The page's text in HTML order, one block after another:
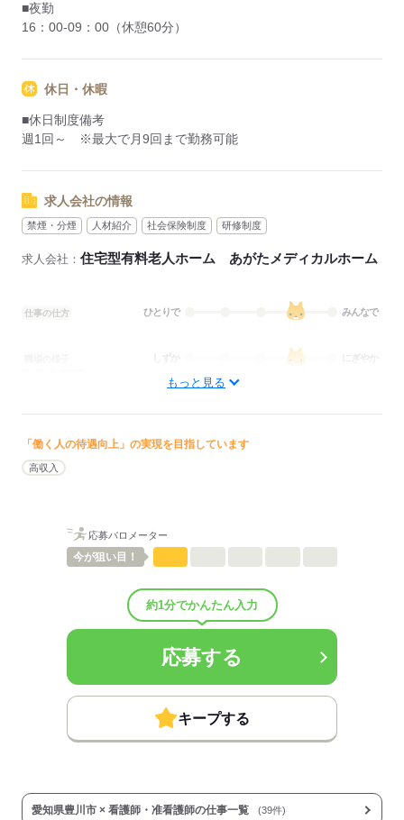
■夜勤
16：00-09：00（休憩60分）
休日・休暇
■休日制度備考
週1回～ ※最大で月9回まで勤務可能
求人会社の情報
禁煙・分煙 人材紹介 社会保険制度 研修制度
求人会社： 住宅型有料老人ホーム あがたメディカルホーム
仕事の仕方 ひとりで みんなで
にぎやか
■賞与備考：なし
■試用期間：6ヶ月「雇用形態・給与は同条件」
■試用期間の待遇変更有無：無
応募する
もっと見る
「働く人の待遇向上」の実現を目指しています
高収入
応募バロメーター
今が狙い目！
約1分でかんたん入力
応募する
キープする
愛知県豊川市 × 看護師・准看護師の仕事一覧 (39件)